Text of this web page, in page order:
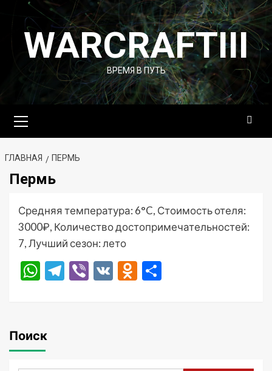
Перейти
содержимому
WARCRAFTIII
ВРЕМЯ В ПУТЬ
меню
ГЛАВНАЯ ПЕРМЬ
Пермь
Средняя температура: 6°C, Стоимость отеля:
3000₽, Количество достопримечательностей:
7, Лучший сезон: лето
WhatsApp
Telegram
Viber
VK Odnoklassniki
Поиск